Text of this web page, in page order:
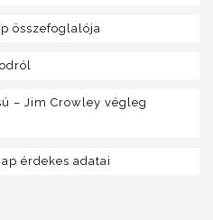
összefoglalója
– Jim Crowley végleg
érdekes adatai